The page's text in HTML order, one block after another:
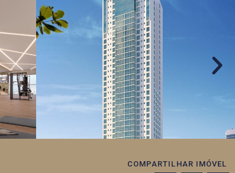
COMPARTILHAR IMÓVEL